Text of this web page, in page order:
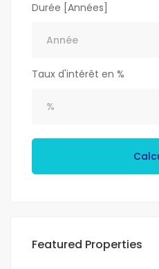
Durée [Années]
Taux d'intérêt en %
Featured Properties